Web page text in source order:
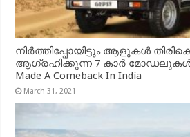
നിർത്തിപ്പോയിട്ടും ആളുകൾ
ആഗ്രഹിക്കുന്ന 7 കാർ മോഡലുകൾ |
Made A Comeback In India
March 31, 2021